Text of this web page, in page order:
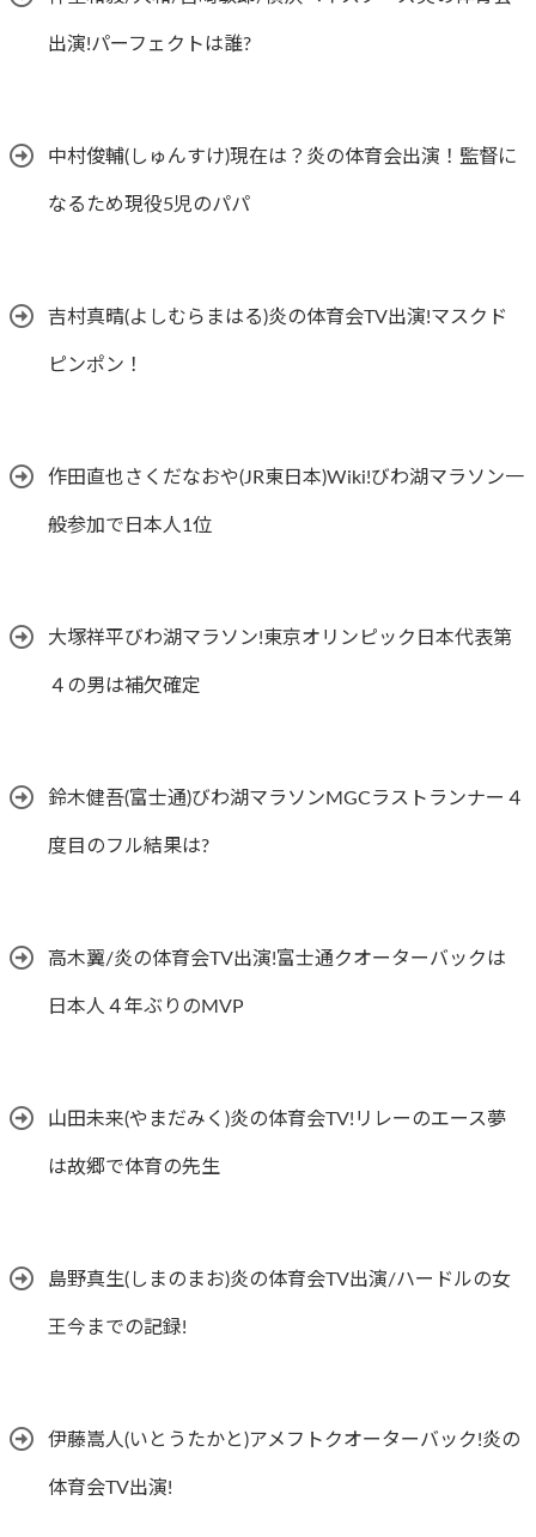
出演!パーフェクトは誰?
中村俊輔(しゅんすけ)現在は？炎の体育会出演！監督に
なるため現役5児のパパ
吉村真晴(よしむらまはる)炎の体育会TV出演!マスクド
ピンポン！
作田直也さくだなおや(JR東日本)Wiki!びわ湖マラソン一
般参加で日本人1位
大塚祥平びわ湖マラソン!東京オリンピック日本代表第
４の男は補欠確定
鈴木健吾(富士通)びわ湖マラソンMGCラストランナー４
度目のフル結果は?
高木翼/炎の体育会TV出演!富士通クオーターバックは
日本人４年ぶりのMVP
山田未来(やまだみく)炎の体育会TV!リレーのエース夢
は故郷で体育の先生
島野真生(しまのまお)炎の体育会TV出演/ハードルの女
王今までの記録!
伊藤嵩人(いとうたかと)アメフトクオーターバック!炎の
体育会TV出演!